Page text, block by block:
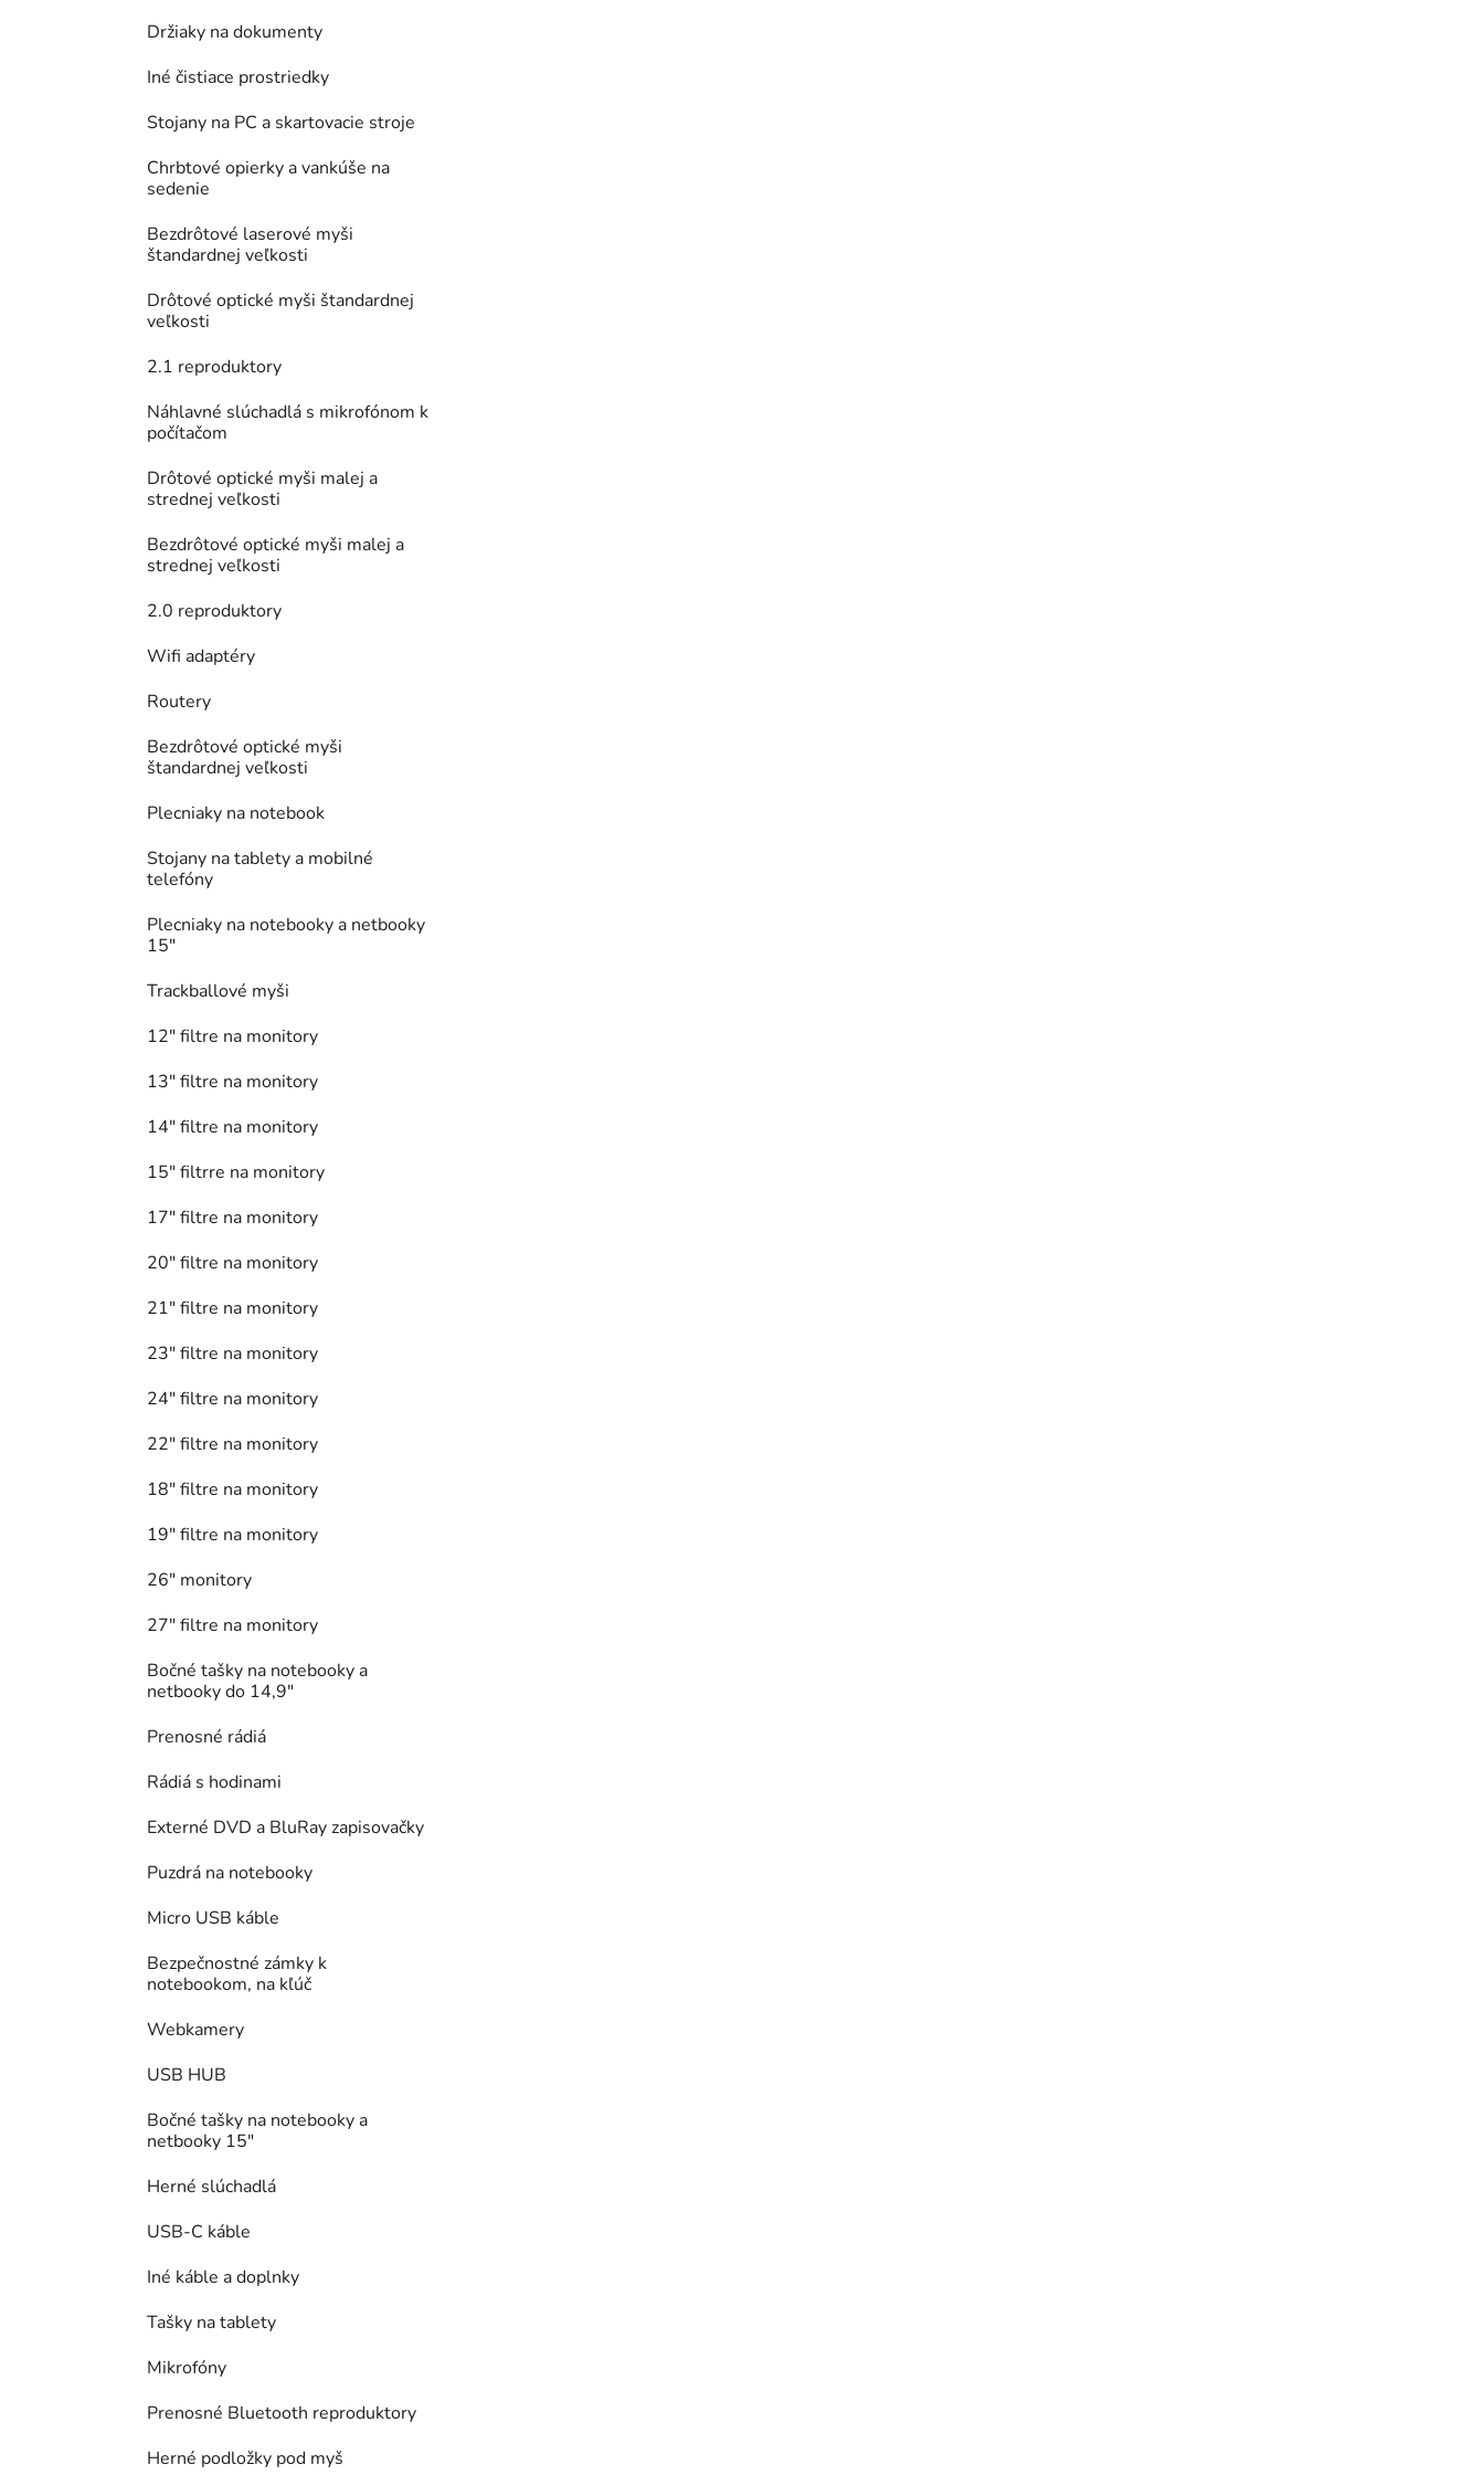
Držiaky na dokumenty
Iné čistiace prostriedky
Stojany na PC a skartovacie stroje
Chrbtové opierky a vankúše na
sedenie
Bezdrôtové laserové myši
štandardnej veľkosti
Drôtové optické myši štandardnej
veľkosti
2.1 reproduktory
Náhlavné slúchadlá s mikrofónom k
počítačom
Drôtové optické myši malej a
strednej veľkosti
Bezdrôtové optické myši malej a
strednej veľkosti
2.0 reproduktory
Wifi adaptéry
Routery
Bezdrôtové optické myši
štandardnej veľkosti
Plecniaky na notebook
Stojany na tablety a mobilné
telefóny
Plecniaky na notebooky a netbooky
15"
Trackballové myši
12" filtre na monitory
13" filtre na monitory
14" filtre na monitory
15" filtrre na monitory
17" filtre na monitory
20" filtre na monitory
21" filtre na monitory
23" filtre na monitory
24" filtre na monitory
22" filtre na monitory
18" filtre na monitory
19" filtre na monitory
26" monitory
27" filtre na monitory
Bočné tašky na notebooky a
netbooky do 14,9"
Prenosné rádiá
Rádiá s hodinami
Externé DVD a BluRay zapisovačky
Puzdrá na notebooky
Micro USB káble
Bezpečnostné zámky k
notebookom, na kľúč
Webkamery
USB HUB
Bočné tašky na notebooky a
netbooky 15"
Herné slúchadlá
USB-C káble
Iné káble a doplnky
Tašky na tablety
Mikrofóny
Prenosné Bluetooth reproduktory
Herné podložky pod myš